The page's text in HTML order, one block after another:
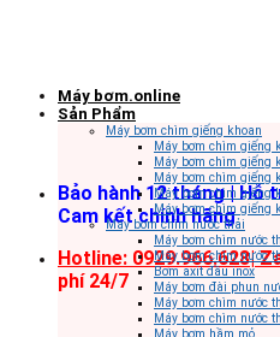
Bảo hành 12 tháng | Hỗ
Cam kết chính hãng
Hotline: 0929.966.628|
phí 24/7
Máy bơm.online
Sản Phẩm
Máy bơm chìm giếng khoan
Máy bơm chìm giếng
Máy bơm chìm giếng
Máy bơm chìm giếng
Máy bơm chìm giếng
Máy bơm chìm giếng
Máy bơm chìm nước thải
Máy bơm chìm nước
Máy bơm chìm nước
Bơm axit đầu inox
Máy bơm đài phun
Máy bơm chìm nước
Máy bơm chìm nước